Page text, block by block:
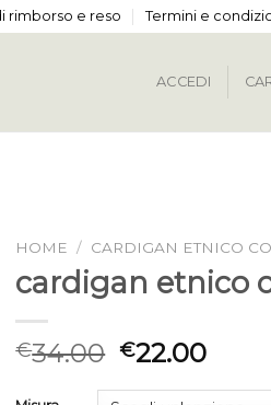
rimborso e reso Termini e
ACCEDI
HOME / CARDIGAN ETNICO
cardigan etnico
€34.00 €22.00